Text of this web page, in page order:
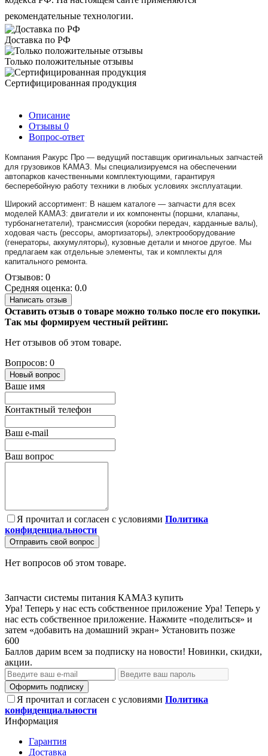
рекомендательные технологии.
Доставка по РФ
Только положительные отзывы
Сертифицированная продукция
Описание
Отзывы 0
Вопрос-ответ
Компания Ракурс Про — ведущий поставщик оригинальных запчастей
для грузовиков КАМАЗ. Мы специализируемся на обеспечении
автопарков качественными комплектующими, гарантируя
бесперебойную работу техники в любых условиях эксплуатации.
Широкий ассортимент: В нашем каталоге — запчасти для всех
моделей КАМАЗ: двигатели и их компоненты (поршни, клапаны,
турбонагнетатели), трансмиссия (коробки передач, карданные валы),
ходовая часть (рессоры, амортизаторы), электрооборудование
(генераторы, аккумуляторы), кузовные детали и многое другое. Мы
предлагаем как отдельные элементы, так и комплекты для
капитального ремонта.
Отзывов: 0
Средняя оценка: 0.0
Написать отзыв
Оставить отзыв о товаре можно только после его покупки.
Так мы формируем честный рейтинг.
Нет отзывов об этом товаре.
Вопросов: 0
Новый вопрос
Ваше имя
Контактный телефон
Ваш e-mail
Ваш вопрос
Я прочитал и согласен с условиями Политика
конфиденциальности
Отправить свой вопрос
Нет вопросов об этом товаре.
Запчасти системы питания КАМАЗ купить
Ура! Теперь у нас есть собственное приложение Ура! Теперь у
нас есть собственное приложение. Нажмите «поделиться» и
затем «добавить на домашний экран» Установить позже
600
Баллов дарим всем за подписку на новости! Новинки, скидки,
акции.
Оформить подписку
Я прочитал и согласен с условиями Политика
конфиденциальности
Информация
Гарантия
Доставка